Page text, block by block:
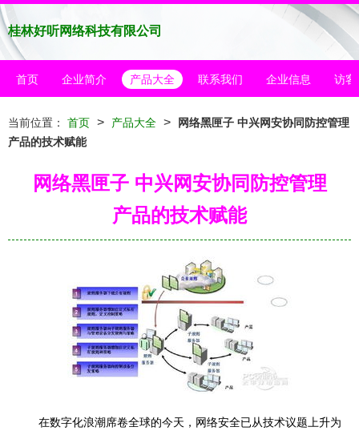
桂林好听网络科技有限公司
首页 企业简介 产品大全 联系我们 企业信息 访客
当前位置： 首页 > 产品大全 >
网络黑匣子 中兴网安协同防控管理
产品的技术赋能
网络黑匣子 中兴网安协同防控管理
产品的技术赋能
在数字化浪潮席卷全球的今天，网络安全已从技术议题上升为